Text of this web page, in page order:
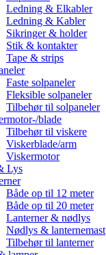
Ledning & Elkabler
Ledning & Kabler
Sikringer & holder
Stik & kontakter
Tape & strips
Faste solpaneler
Fleksible solpaneler
Tilbehør til solpaneler
blade
Tilbehør til viskere
Viskerblade/arm
Viskermotor
Lys
Både op til 12 meter
Både op til 20 meter
Lanterner & nødlys
Nødlys & lanternemast
Tilbehør til lanterner